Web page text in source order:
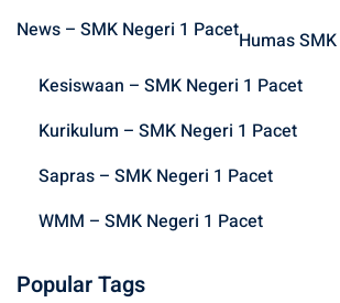
fNews – SMK Negeri 1 PacetHumas
Kesiswaan – SMK Negeri 1 Pacet
Kurikulum – SMK Negeri 1 Pacet
Sapras – SMK Negeri 1 Pacet
WMM – SMK Negeri 1 Pacet
Popular Tags